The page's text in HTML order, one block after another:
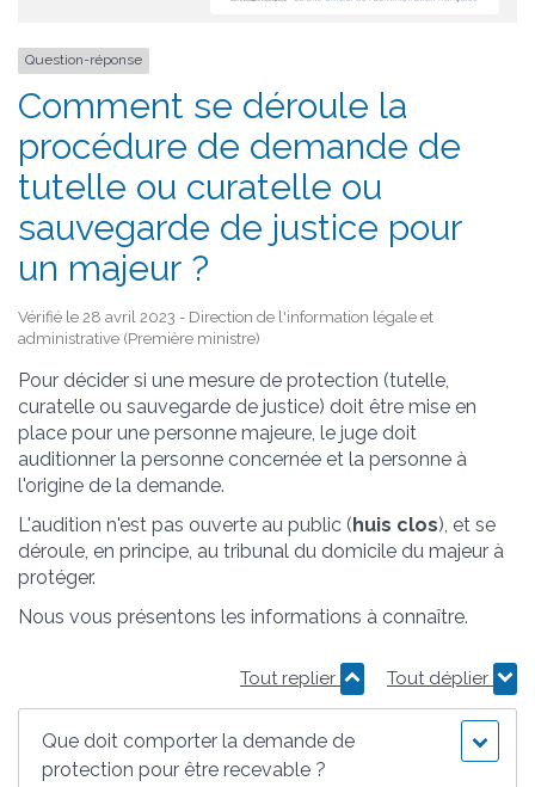
Question-réponse
Comment se déroule la
procédure de demande de
tutelle ou curatelle ou
sauvegarde de justice pour
un majeur ?
Vérifié le 28 avril 2023 - Direction de l'information légale et
administrative (Première ministre)
Pour décider si une mesure de protection (tutelle,
curatelle ou sauvegarde de justice) doit être mise en
place pour une personne majeure, le juge doit
auditionner la personne concernée et la personne à
l'origine de la demande.
L'audition n'est pas ouverte au public (huis clos), et se
déroule, en principe, au tribunal du domicile du majeur à
protéger.
Nous vous présentons les informations à connaître.
Tout replier Tout déplier
Que doit comporter la demande de
protection pour être recevable ?